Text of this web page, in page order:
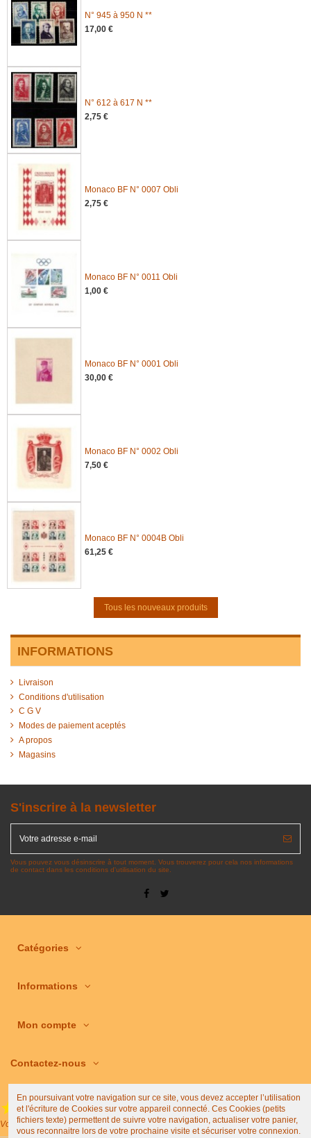
N° 945 à 950 N **
17,00 €
N° 612 à 617 N **
2,75 €
Monaco BF N° 0007 Obli
2,75 €
Monaco BF N° 0011 Obli
1,00 €
Monaco BF N° 0001 Obli
30,00 €
Monaco BF N° 0002 Obli
7,50 €
Monaco BF N° 0004B Obli
61,25 €
Tous les nouveaux produits
INFORMATIONS
Livraison
Conditions d'utilisation
C G V
Modes de paiement aceptés
A propos
Magasins
S'inscrire à la newsletter
Vous pouvez vous désinscrire à tout moment. Vous trouverez pour cela nos informations
de contact dans les conditions d'utilisation du site.
Catégories
Informations
Mon compte
Contactez-nous
(4,9/5)
Voir tous les avis boutique
En poursuivant votre navigation sur ce site, vous devez accepter l’utilisation
et l'écriture de Cookies sur votre appareil connecté. Ces Cookies (petits
fichiers texte) permettent de suivre votre navigation, actualiser votre panier,
vous reconnaitre lors de votre prochaine visite et sécuriser votre connexion.